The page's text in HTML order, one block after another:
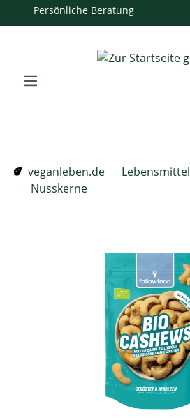
Zum Hauptinhalt springen
Zur Hauptnavigation springen
veganleben.de
Lebensmittel
Nusskerne
Bildergalerie überspringen